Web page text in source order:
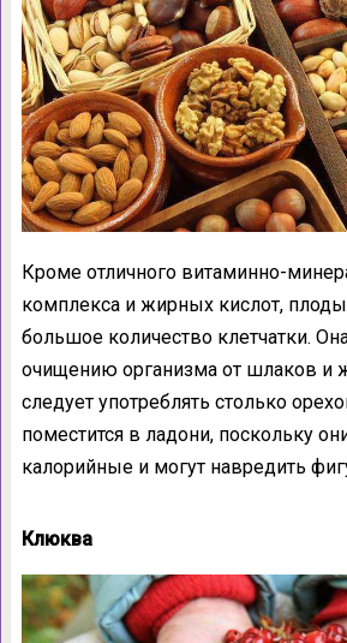
Кроме отличного витаминно-
комплекса и жирных кислот,
большое количество клетчатки.
очищению организма от шлаков и
следует употреблять столько
поместится в ладони, поскольку
калорийные и могут навредить
Клюква